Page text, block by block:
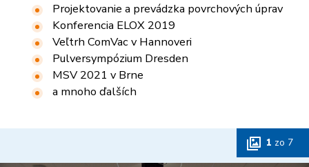
Projektovanie a prevádzka povrchových úprav
Konferencia ELOX 2019
Veľtrh ComVac v Hannoveri
Pulversympózium Dresden
MSV 2021 v Brne
a mnoho ďalších
1 zo 7